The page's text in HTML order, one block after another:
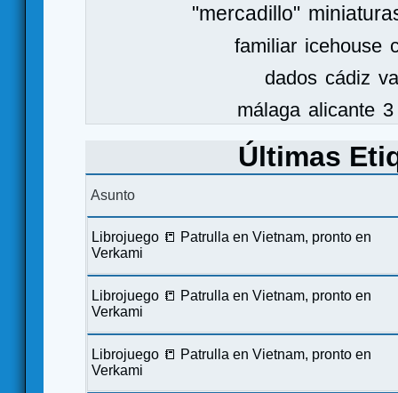
"mercadillo"
familiar icehouse
dados cádiz
málaga alicante
Últimas
Asunto
Librojuego 📒 Patrulla en Vietnam, pronto en
Verkami
Librojuego 📒 Patrulla en Vietnam, pronto en
Verkami
Librojuego 📒 Patrulla en Vietnam, pronto en
Verkami